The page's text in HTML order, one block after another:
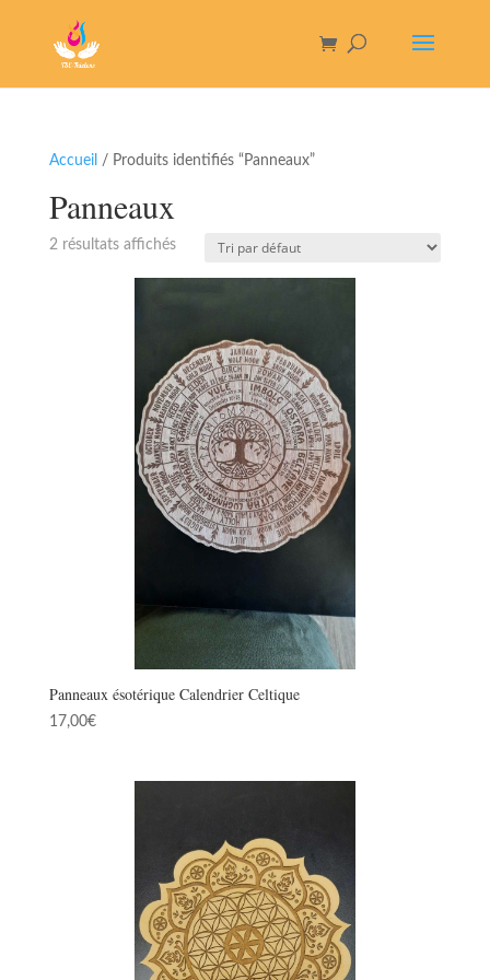
Accueil / Produits identifiés “Panneaux”
Panneaux
2 résultats affichés
Panneaux ésotérique Calendrier Celtique
17,00€